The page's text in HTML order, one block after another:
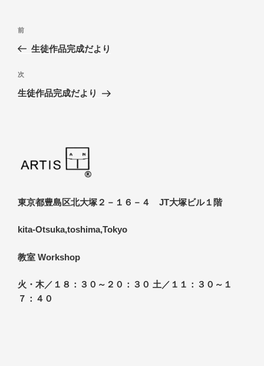
投
ナ
ビ
ゲ
前
の
稿
前
生徒作品完成だより
次
の
次
生徒作品完成だより
東京都豊島区北大塚２－１６－４ JT大塚ビル１階
kita-Otsuka,toshima,Tokyo
教室 Workshop
火・木／１８：３０～２０：３０ 土／１１：３０～１
７：４０